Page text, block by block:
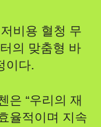
비용 혈청 무
의 맞춤형 바
이다.
은 “우리의 재
율적이며 지속